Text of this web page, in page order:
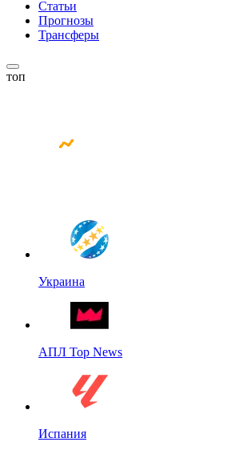
Статьи
Прогнозы
Трансферы
топ
Украина
АПЛ Top News
Испания